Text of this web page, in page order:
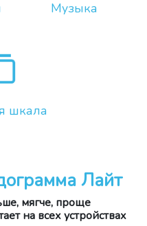
Музыка
шкала
Лайт
мягче, проще
на всех устройствах